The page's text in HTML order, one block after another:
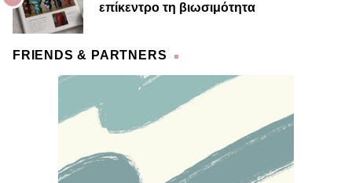
επίκεντρο τη βιωσιμότητα
FRIENDS & PARTNERS